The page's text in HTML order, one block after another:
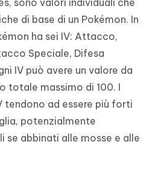
sono valori individuali che
di base di un Pokémon. In
ha sei IV: Attacco,
Speciale, Difesa
IV può avere un valore da
totale massimo di 100. I
tendono ad essere più forti
potenzialmente
se abbinati alle mosse e alle